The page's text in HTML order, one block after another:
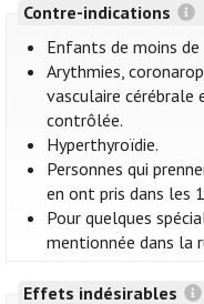
Contre-indications
Enfants de moins de
Arythmies,
vasculaire cérébrale
contrôlée.
Hyperthyroïdie.
Personnes qui
en ont pris dans les
Pour quelques
mentionnée dans la
Effets indésirables